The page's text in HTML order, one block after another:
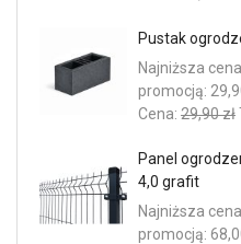
Pustak
Najniższa
promocją:
Cena: 29,90 zł
Panel
4,0 grafit
Najniższa
promocją: